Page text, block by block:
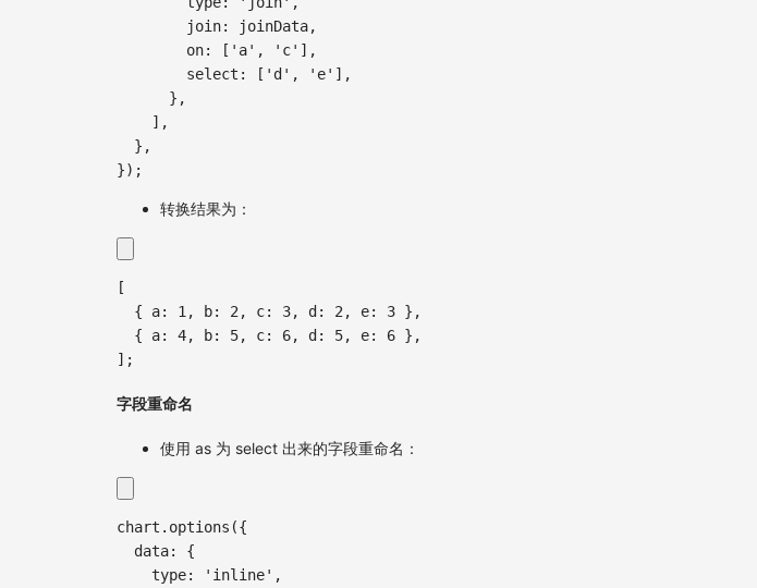
        join
: joinData,
        on
: [ 'a' , 'c' ] ,
        select
: [ 'd' , 'e' ] ,
} ,
] ,
} ,
}) ;
转换结果为：
[
{
a: 1, b: 2, c: 3, d : 2, e: 3 } ,
{
a: 4, b: 5, c: 6, d : 5, e: 6 } ,
] ;
字段重命名
使用 as 为 select 出来的字段重命名：
chart . options ({
  data
:
{
    type
: 'inline' ,